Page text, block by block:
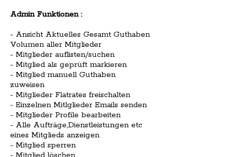
Admin Funktionen :
- Ansicht Aktuelles Gesamt Guthaben
Volumen aller Mitglieder
- Mitglieder auflisten/suchen
- Mitglied als geprüft markieren
- Mitglied manuell Guthaben
zuweisen
- Mitglieder Flatrates freischalten
- Einzelnen Mitlglieder Emails senden
- Mitglieder Profile bearbeiten
- Alle Aufträge,Dienstleistungen etc
eines Mitglieds anzeigen
- Mitglied sperren